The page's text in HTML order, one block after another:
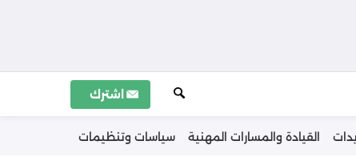
اشترك
القيادة والمسارات المهنية سياسات وتنظيمات